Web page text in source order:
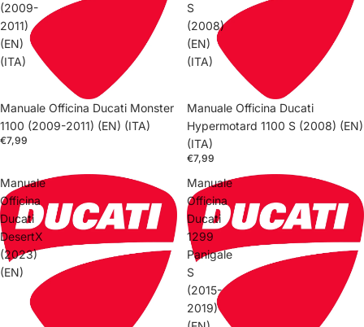
(2009-
2011)
(EN)
(ITA)
Manuale Officina Ducati Monster
1100 (2009-2011) (EN) (ITA)
€7,99
S
(2008)
(EN)
(ITA)
Manuale Officina Ducati
Hypermotard 1100 S (2008) (EN)
(ITA)
€7,99
Manuale
Officina
Ducati
DesertX
(2023)
(EN)
Manuale
Officina
Ducati
1299
Panigale
S
(2015-
2019)